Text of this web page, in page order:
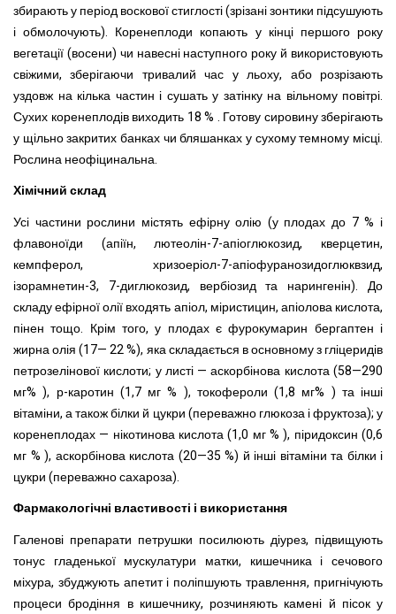
збирають у період воскової стиглості (зрізані зонтики підсушують
і обмолочують). Коренеплоди копають у кінці першого року
вегетації (восени) чи навесні наступного року й використовують
свіжими, зберігаючи тривалий час у льоху, або розрізають
уздовж на кілька частин і сушать у затінку на вільному повітрі.
Сухих коренеплодів виходить 18 % . Готову сировину зберігають
у щільно закритих банках чи бляшанках у сухому темному місці.
Рослина неофіцинальна.
Хімічний склад
Усі частини рослини містять ефірну олію (у плодах до 7 % і
флавоноїди (апіїн, лютеолін-7-апіоглюкозид, кверцетин,
кемпферол, хризоеріол-7-апіофуранозидоглюквзид,
ізорамнетин-3, 7-диглюкозид, вербіозид та нарингенін). До
складу ефірної олії входять апіол, міристицин, апіолова кислота,
пінен тощо. Крім того, у плодах є фурокумарин бергаптен і
жирна олія (17— 22 %), яка складається в основному з гліцеридів
петрозелінової кислоти; у листі — аскорбінова кислота (58—290
мг% ), р-каротин (1,7 мг % ), токофероли (1,8 мг% ) та інші
вітаміни, а також білки й цукри (переважно глюкоза і фруктоза); у
коренеплодах — нікотинова кислота (1,0 мг % ), піридоксин (0,6
мг % ), аскорбінова кислота (20—35 %) й інші вітаміни та білки і
цукри (переважно сахароза).
Фармакологічні властивості і використання
Галенові препарати петрушки посилюють діурез, підвищують
тонус гладенької мускулатури матки, кишечника і сечового
міхура, збуджують апетит і поліпшують травлення, пригнічують
процеси бродіння в кишечнику, розчиняють камені й пісок у